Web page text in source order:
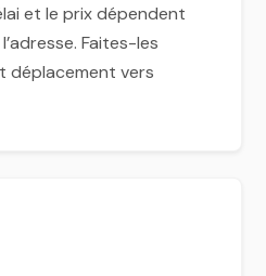
et le prix dépendent
Faites-les
déplacement vers